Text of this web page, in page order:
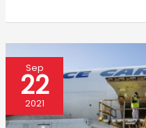
Sep
22
2021
Vol
de
groupe
: